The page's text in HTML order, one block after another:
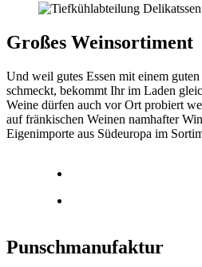
Großes Weinsortiment
Und weil gutes Essen mit einem
schmeckt, bekommt Ihr im Laden
Weine dürfen auch vor Ort probiert
auf fränkischen Weinen namhafter
Eigenimporte aus Südeuropa im
Punschmanufaktur